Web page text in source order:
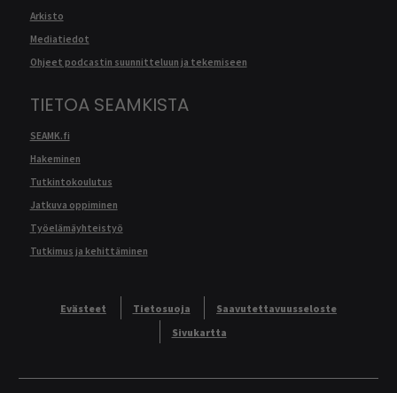
Arkisto
Mediatiedot
Ohjeet podcastin suunnitteluun ja tekemiseen
TIETOA SEAMKISTA
SEAMK.fi
Hakeminen
Tutkintokoulutus
Jatkuva oppiminen
Työelämäyhteistyö
Tutkimus ja kehittäminen
Evästeet Tietosuoja
Saavutettavuusseloste
Sivukartta